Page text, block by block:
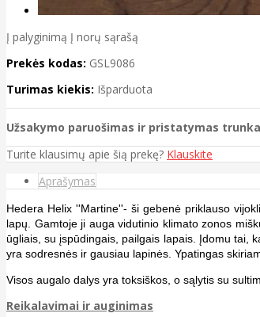
Į palyginimą Į norų sąrašą
Prekės kodas: GSL9086
Turimas kiekis: Išparduota
Užsakymo paruošimas ir pristatymas
Turite klausimų apie šią prekę? Klauskite
Aprašymas
Hedera Helix ''Martine''- ši gebenė priklauso
lapų. Gamtoje ji auga vidutinio klimato zonos
ūgliais, su įspūdingais, pailgais lapais. Įdomu tai,
yra sodresnės ir gausiau lapinės. Ypatingas
Visos augalo dalys yra toksiškos, o sąlytis su
Reikalavimai ir auginimas